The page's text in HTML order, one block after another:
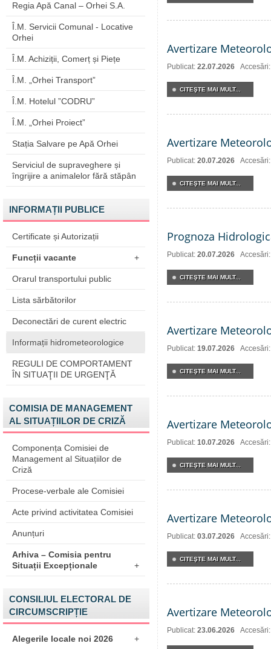
Regia Apă Canal – Orhei S.A.
Î.M. Servicii Comunal - Locative
Orhei
Î.M. Achiziții, Comerț și Piețe
Î.M. „Orhei Transport”
Î.M. Hotelul ”CODRU”
Î.M. „Orhei Proiect”
Stația Salvare pe Apă Orhei
Serviciul de supraveghere și
îngrijire a animalelor fără stăpân
INFORMAȚII PUBLICE
Certificate și Autorizații
Funcții vacante +
Orarul transportului public
Lista sărbătorilor
Deconectări de curent electric
Informații hidrometeorologice
REGULI DE COMPORTAMENT
ÎN SITUAŢII DE URGENŢĂ
COMISIA DE MANAGEMENT
AL SITUAȚIILOR DE CRIZĂ
Componența Comisiei de
Management al Situațiilor de
Criză
Procese-verbale ale Comisiei
Acte privind activitatea Comisiei
Anunțuri
Arhiva – Comisia pentru
Situații Excepționale
+
CONSILIUL ELECTORAL DE
CIRCUMSCRIPȚIE
Alegerile locale noi 2026 +
Avertizare
Publicat: 22.07.2026
CITEŞTE MAI MULT...
Avertizare
Publicat: 20.07.2026
CITEŞTE MAI MULT...
Prognoza
Publicat: 20.07.2026
CITEŞTE MAI MULT...
Avertizare
Publicat: 19.07.2026
CITEŞTE MAI MULT...
Avertizare
Publicat: 10.07.2026
CITEŞTE MAI MULT...
Avertizare
Publicat: 03.07.2026
CITEŞTE MAI MULT...
Avertizare
Publicat: 23.06.2026